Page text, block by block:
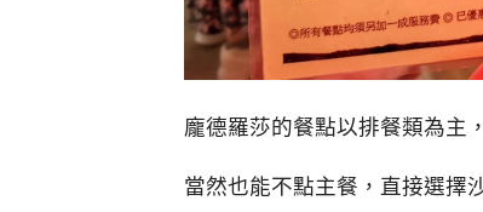
龐德羅莎的餐點以排餐類為主
當然也能不點主餐，直接選擇